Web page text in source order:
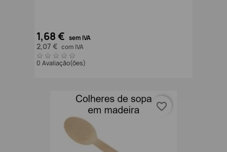
1,68 € sem IVA
2,07 € com IVA
0 Avaliação(ões)
favorite_border